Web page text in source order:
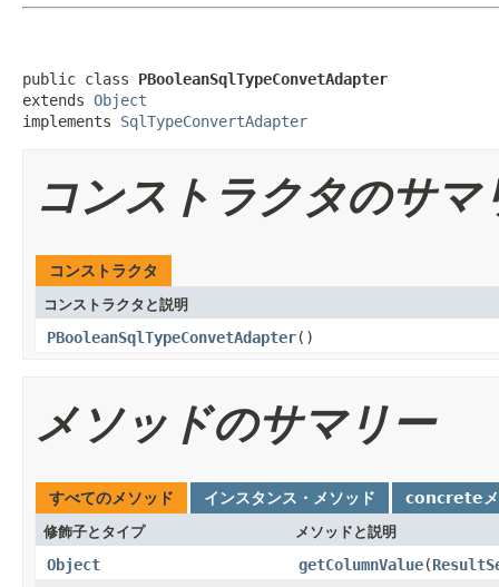
public class PBooleanSqlTypeConvetAdapter
extends Object
implements SqlTypeConvertAdapter
コンストラクタのサマ
コンストラクタ
コンストラクタと説明
PBooleanSqlTypeConvetAdapter()
メソッドのサマリー
すべてのメソッド インスタンス・メソッド concreteメ
修飾子とタイプ メソッドと説明
Object getColumnValue(